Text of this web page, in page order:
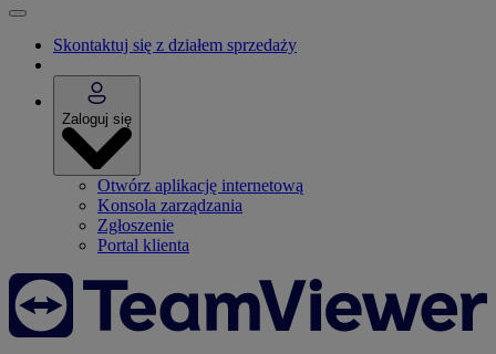
Skontaktuj się z działem sprzedaży
Zaloguj się
Otwórz aplikację internetową
Konsola zarządzania
Zgłoszenie
Portal klienta